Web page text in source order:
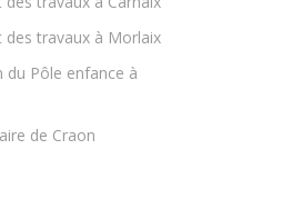
des travaux à Morlaix
du Pôle enfance à
de Craon